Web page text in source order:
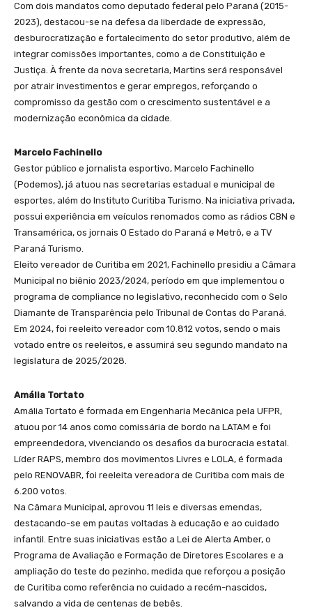
Com dois mandatos como deputado federal pelo Paraná (2015-
2023), destacou-se na defesa da liberdade de expressão,
desburocratização e fortalecimento do setor produtivo, além de
integrar comissões importantes, como a de Constituição e
Justiça. À frente da nova secretaria, Martins será responsável
por atrair investimentos e gerar empregos, reforçando o
compromisso da gestão com o crescimento sustentável e a
modernização econômica da cidade.
Marcelo Fachinello
Gestor público e jornalista esportivo, Marcelo Fachinello
(Podemos), já atuou nas secretarias estadual e municipal de
esportes, além do Instituto Curitiba Turismo. Na iniciativa privada,
possui experiência em veículos renomados como as rádios CBN e
Transamérica, os jornais O Estado do Paraná e Metrô, e a TV
Paraná Turismo.
Eleito vereador de Curitiba em 2021, Fachinello presidiu a Câmara
Municipal no biênio 2023/2024, período em que implementou o
programa de compliance no legislativo, reconhecido com o Selo
Diamante de Transparência pelo Tribunal de Contas do Paraná.
Em 2024, foi reeleito vereador com 10.812 votos, sendo o mais
votado entre os reeleitos, e assumirá seu segundo mandato na
legislatura de 2025/2028.
Amália Tortato
Amália Tortato é formada em Engenharia Mecânica pela UFPR,
atuou por 14 anos como comissária de bordo na LATAM e foi
empreendedora, vivenciando os desafios da burocracia estatal.
Líder RAPS, membro dos movimentos Livres e LOLA, é formada
pelo RENOVABR, foi reeleita vereadora de Curitiba com mais de
6.200 votos.
Na Câmara Municipal, aprovou 11 leis e diversas emendas,
destacando-se em pautas voltadas à educação e ao cuidado
infantil. Entre suas iniciativas estão a Lei de Alerta Amber, o
Programa de Avaliação e Formação de Diretores Escolares e a
ampliação do teste do pezinho, medida que reforçou a posição
de Curitiba como referência no cuidado a recém-nascidos,
salvando a vida de centenas de bebês.